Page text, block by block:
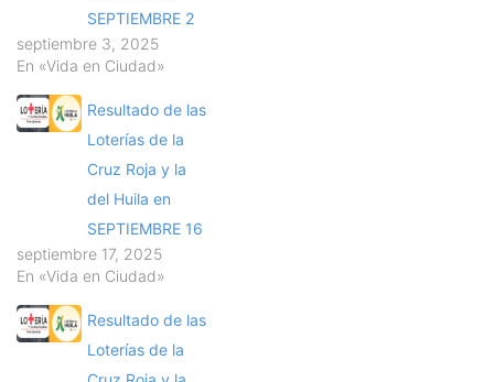
SEPTIEMBRE 2
septiembre 3, 2025
En «Vida en Ciudad»
Resultado de las
Loterías de la
Cruz Roja y la
del Huila en
SEPTIEMBRE 16
septiembre 17, 2025
En «Vida en Ciudad»
Resultado de las
Loterías de la